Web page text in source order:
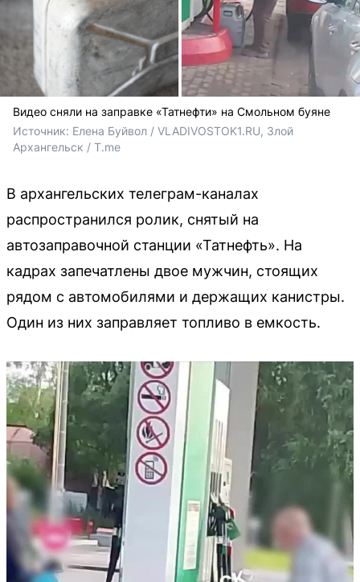
Видео сняли на заправке «Татнефти» на Смольном буяне
Источник: Елена Буйвол / VLADIVOSTOK1.RU, Злой
Архангельск / T.me
В архангельских телеграм-каналах
распространился ролик, снятый на
автозаправочной станции «Татнефть». На
кадрах запечатлены двое мужчин, стоящих
рядом с автомобилями и держащих канистры.
Один из них заправляет топливо в емкость.